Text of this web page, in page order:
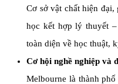
Cơ sở vật chất hiện
học kết hợp lý thuyết
toàn diện về học thuật,
Cơ hội nghề nghiệp và
Melbourne là thành